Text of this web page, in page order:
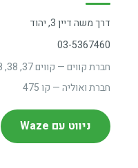
דרך משה דיין 3, יהוד
03-5367460
חברת קווים — קווים 37, 38, 78, 56
חברת ואוליה — קו 475
ניווט עם Waze